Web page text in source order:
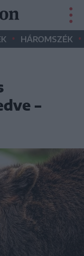
• HÁROMSZÉK •
–